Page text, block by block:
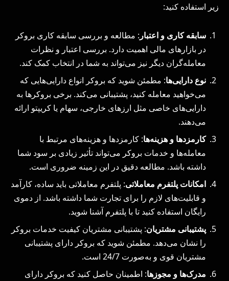
زیر استفاده کنید:
سابقه کاری و اعتبار : مطالعه و بررسی سابقه کاری بروکر
در بازارهای مالی اهمیت دارد. بررسی اعتبار و نظرات
معامله‌گران دیگر نیز می‌تواند به شما در انتخاب کمک کند.
نوع دارایی‌ها: مطمئن شوید که بروکر انواع دارایی‌هایی که
می‌خواهید معامله کنید، پشتیبانی می‌کند. برخی بروکرها به
دارایی‌های خاصی مثل ارزهای خارجی، سهام یا کریپتو ارائه
می‌دهند.
کارمزدها و هزینه‌ها: کارمزدها و هزینه‌های مرتبط با
معامله‌ها و خدمات بروکر می‌تواند تأثیر زیادی بر سود شما
داشته باشد. مطالعه دقیق در این زمینه ضروری است.
امکانات پلتفرم معاملاتی: پلتفرم معاملاتی باید ساده، کارآمد
و قابلیت‌های لازم را برای تجارت شما داشته باشد. از دموی
رایگان استفاده کنید تا با پلتفرم آشنا شوید.
پشتیبانی مشتریان: پشتیبانی مشتریان کیفیت خدمات بروکر
را نشان می‌دهد. مطمئن شوید که بروکر دارای پشتیبانی
مشتریان قوی و به‌صورت 24/7 است.
مدرک‌ها و مجوزها: اطمینان حاصل کنید که بروکر دارای